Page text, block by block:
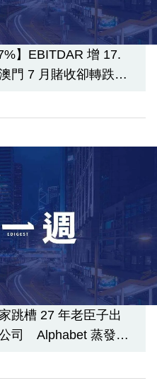
】EBITDAR 增 17.
門 7 月賭收卻轉跌
跳槽 27 年老臣子出
司 Alphabet 蒸發逾